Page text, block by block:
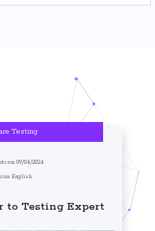
Testing
em 09/04/2024
English
to Testing Expert